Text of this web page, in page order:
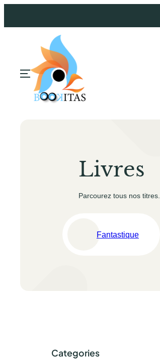
Livres
Parcourez tous nos titres.
Fantastique
Categories